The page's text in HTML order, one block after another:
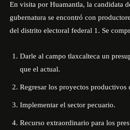
En visita por Huamantla, la candidata
gubernatura se encontró con
del distrito electoral federal 1. Se
Darle al campo tlaxcalteca un
que el actual.
Regresar los proyectos productivos
Implementar el sector pecuario.
Recurso extraordinario para los